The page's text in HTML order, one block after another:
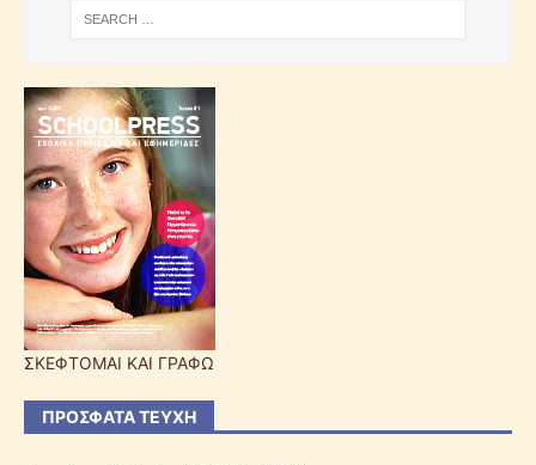
ΣΚΕΦΤΟΜΑΙ ΚΑΙ ΓΡΑΦΩ
ΠΡΌΣΦΑΤΑ ΤΕΎΧΗ